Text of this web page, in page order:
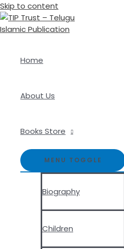
Skip to content
Home
About Us
Books Store
MENU TOGGLE
Biography
Children